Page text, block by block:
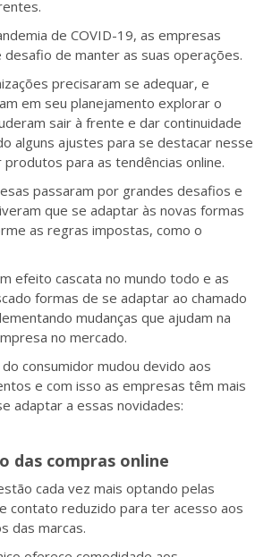
de COVID-19, as empresas
de manter as suas operações.
precisaram se adequar, e
em seu planejamento explorar o
sair à frente e dar continuidade
alguns ajustes para se destacar nesse
para as tendências online.
passaram por grandes desafios e
que se adaptar às novas formas
as regras impostas, como o
efeito cascata no mundo todo e as
formas de se adaptar ao chamado
mudanças que ajudam na
no mercado.
consumidor mudou devido aos
e com isso as empresas têm mais
adaptar a essas novidades:
das compras online
cada vez mais optando pelas
contato reduzido para ter acesso aos
das marcas.